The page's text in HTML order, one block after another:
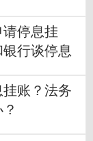
停息挂
行谈停息
账？法务